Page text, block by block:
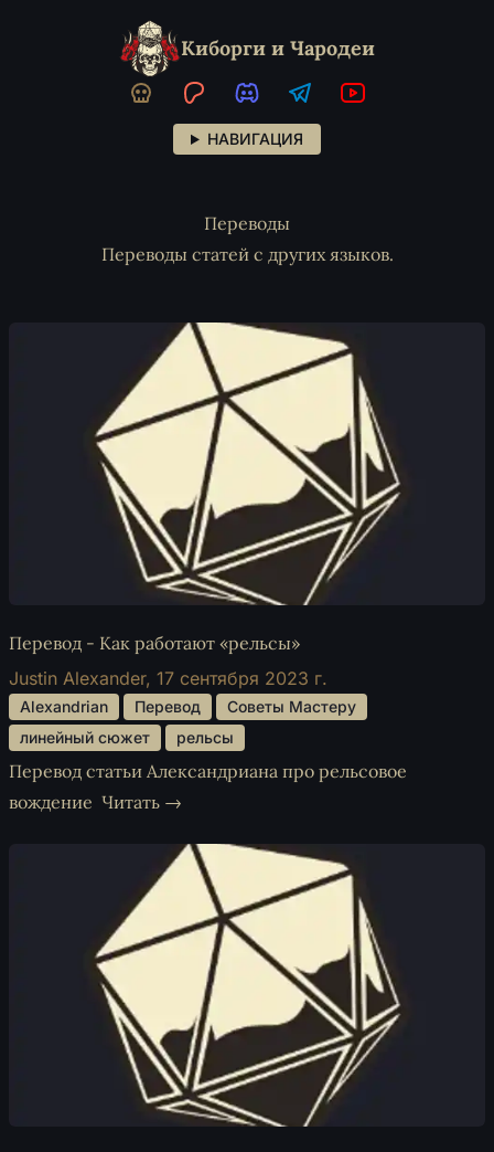
Киборги и Чародеи
НАВИГАЦИЯ
Переводы
Переводы статей с других языков.
Перевод - Как работают «рельсы»
Justin Alexander, 17 сентября 2023 г.
Alexandrian Перевод
Советы Мастеру
линейный сюжет
рельсы
Перевод статьи Александриана про рельсовое
вождение Читать →